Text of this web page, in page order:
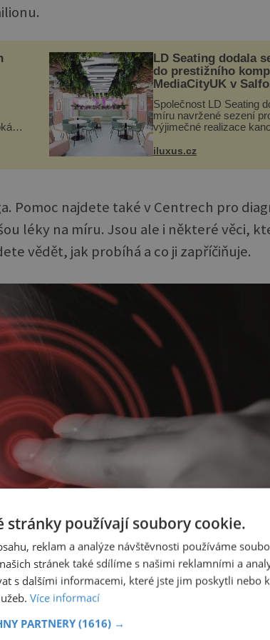
LD Seating dodala
do prestižního
MediaCityUK v
Společnost LD Seating
míru navržené sezení
výjimečné realizace
Salfordu – konkrétně do
Komplex budov Media...
iluxus.cz
Pomoc najdete také v Centrech pro
léky na míru. Jsou ale i některé věci,
vědět, jak probíhá a co ji zapříčiňuje.
stránky používají soubory cookie.
reklam a analýze návštěvnosti používáme
stránek také sdílíme s našimi reklamními a
s dalšími informacemi, které jste jim poskytli nebo
Více informací
PARTNERY (1616) →